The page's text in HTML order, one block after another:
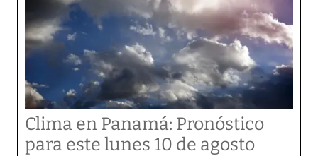
Clima en Panamá: Pronóstico
para este lunes 10 de agosto